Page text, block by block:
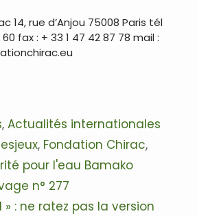
14, rue d’Anjou 75008 Paris tél
fax : + 33 1 47 42 87 78 mail :
,Actualités internationales
, Fondation Chirac,
pour l'eau Bamako
n° 277
» : ne ratez pas la version